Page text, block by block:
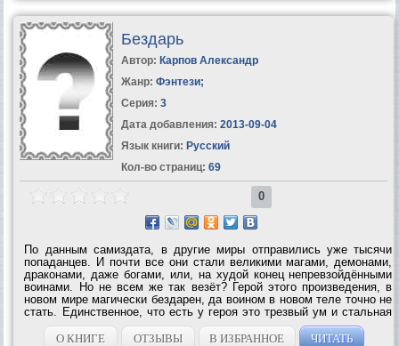
Бездарь
Автор: Карпов Александр
Жанр: Фэнтези;
Серия: 3
Дата добавления: 2013-09-04
Язык книги: Русский
Кол-во страниц: 69
0
По данным самиздата, в другие миры отправились уже тысячи
попаданцев. И почти все они стали великими магами, демонами,
драконами, даже богами, или, на худой конец непревзойдёнными
воинами. Но не всем же так везёт? Герой этого произведения, в
новом мире магически бездарен, да воином в новом теле точно не
стать. Единственное, что есть у героя это трезвый ум и стальная
воля, но ведь и это не мало, не так...
О КНИГЕ
ОТЗЫВЫ В ИЗБРАННОЕ ЧИТАТЬ